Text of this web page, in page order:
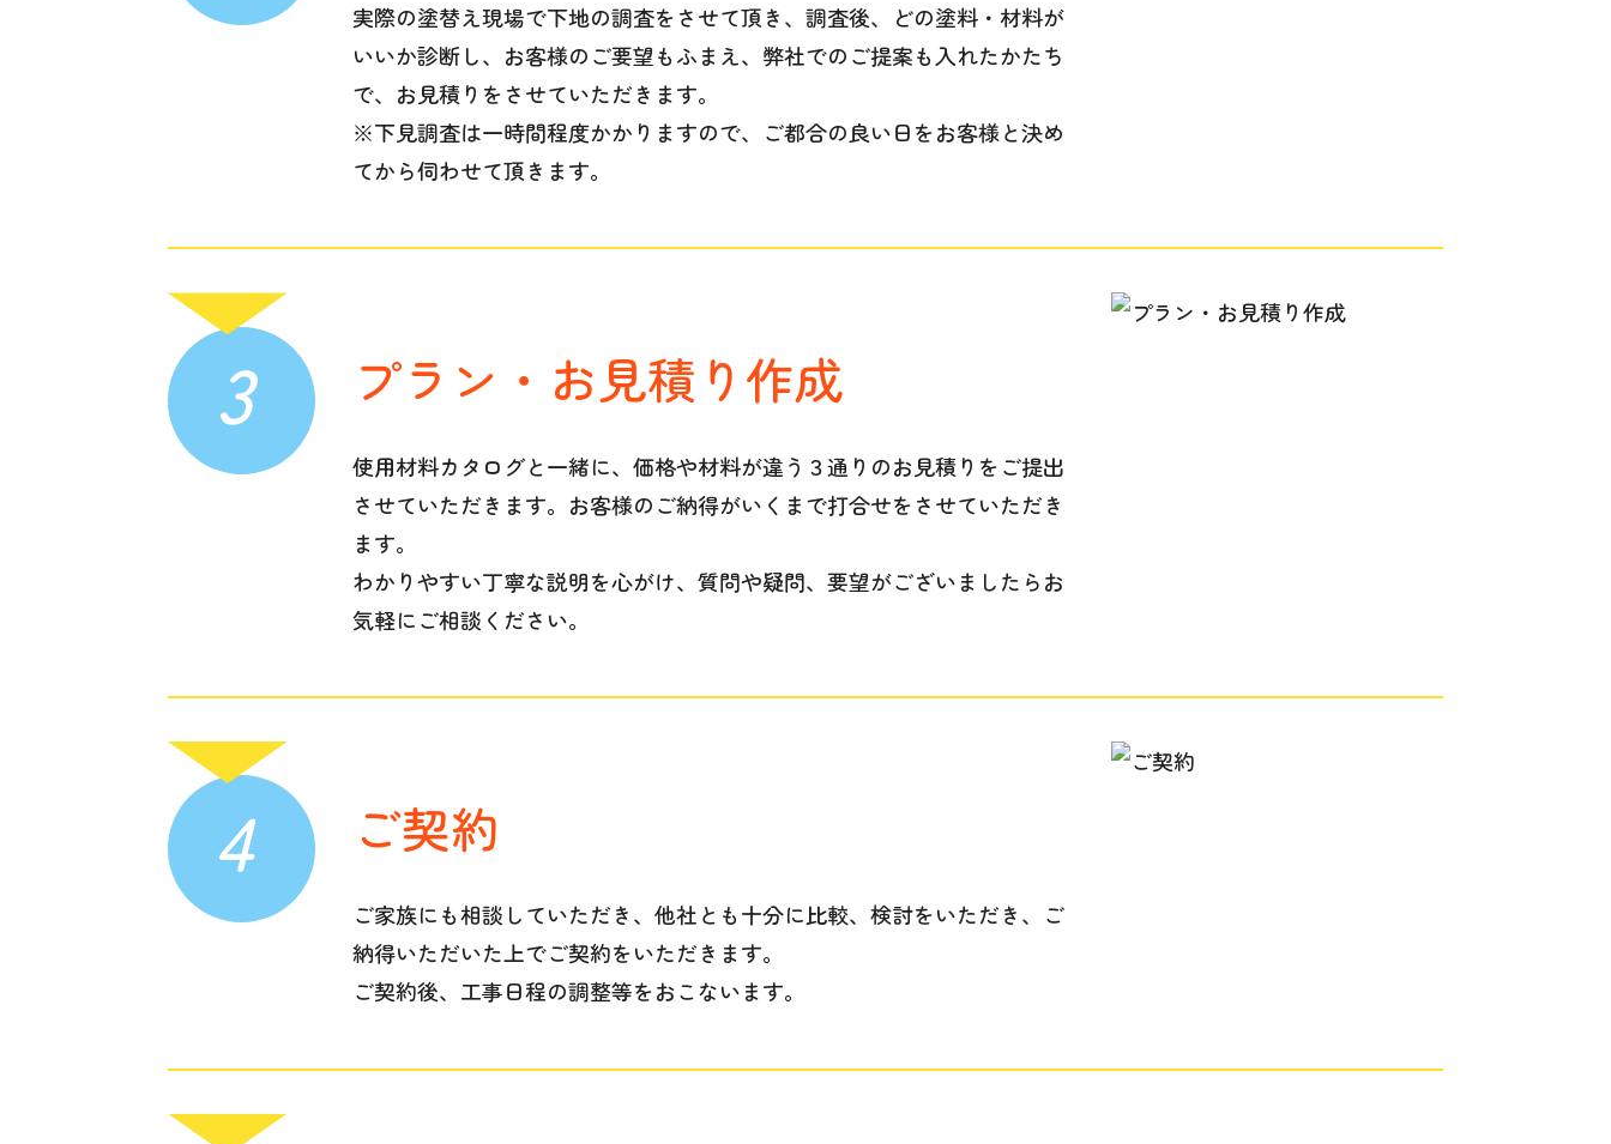
実際の塗替え現場で下地の調査をさせて頂き、調査後、どの塗料・材料が
いいか診断し、お客様のご要望もふまえ、弊社でのご提案も入れたかたち
で、お見積りをさせていただきます。
※下見調査は一時間程度かかりますので、ご都合の良い日をお客様と決め
てから伺わせて頂きます。
3 プラン・お見積り作成
使用材料カタログと一緒に、価格や材料が違う３通りのお見積りをご提出
させていただきます。お客様のご納得がいくまで打合せをさせていただき
ます。
わかりやすい丁寧な説明を心がけ、質問や疑問、要望がございましたらお
気軽にご相談ください。
4 ご契約
ご家族にも相談していただき、他社とも十分に比較、検討をいただき、ご
納得いただいた上でご契約をいただきます。
ご契約後、工事日程の調整等をおこないます。